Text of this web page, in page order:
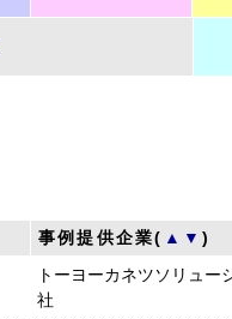
事例提供企業( ▲ ▼)
トーヨーカネツソリュー
社